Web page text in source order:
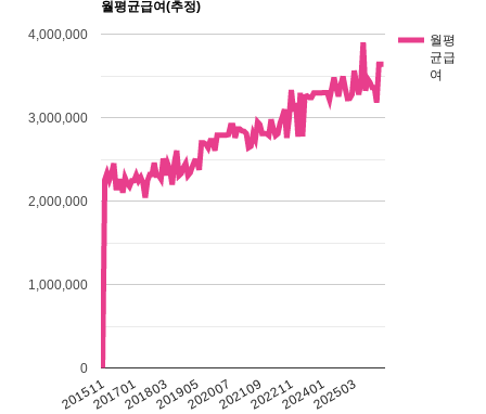
월평균급여(추정)
월평
균급
여
201511201701201803201905202007202109202211202401202503
0
1,000,000
2,000,000
3,000,000
4,000,000